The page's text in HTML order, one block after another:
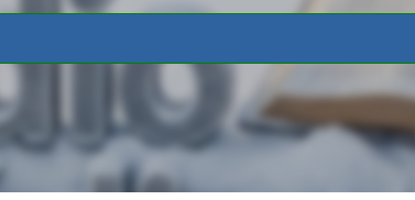
RADIOPREDICATION.FR